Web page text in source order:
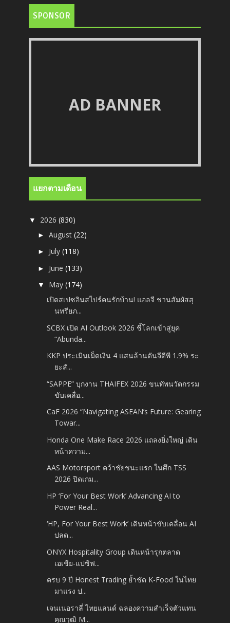
SPONSOR
AD BANNER
แยกตามเดือน
▼ 2026(830)
►August(22)
► July(118)
► June(133)
▼ May(174)
เปิดสเปซอินสไปร์คนรักบ้าน! แอลจี ชวนสัมผัสสุ
นทรียภ...
SCBX เปิด AI Outlook 2026 ชี้โลกเข้าสู่ยุค
“Abunda...
KKP ประเมินเม็ดเงิน 4 แสนล้านดันจีดีพี 1.9% ระ
ยะสั...
“SAPPE” บุกงาน THAIFEX 2026 ขนทัพนวัตกรรม
ขับเคลื่อ...
CaF 2026 “Navigating ASEAN’s Future: Gearing
Towar...
Honda One Make Race 2026 แถลงยิ่งใหญ่ เดิน
หน้าความ...
AAS Motorsport คว้าชัยชนะแรก ในศึก TSS
2026 ปิดเกม...
HP ‘For Your Best Work’ Advancing AI to
Power Real...
‘HP, For Your Best Work’ เดินหน้าขับเคลื่อน AI
ปลด...
ONYX Hospitality Group เดินหน้ารุกตลาด
เอเชีย-แปซิฟ...
ครบ 9 ปี Honest Trading ย้ำชัด K-Food ในไทย
มาแรง ป...
เจนเนอราลี่ ไทยแลนด์ ฉลองความสำเร็จตัวแทน
คุณวุฒิ M...